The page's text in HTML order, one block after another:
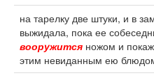
на тарелку две штуки, и в
выжидала, пока ее
вооружится ножом и
этим невиданным ею